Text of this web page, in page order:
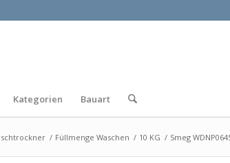
Kategorien Bauart
/ Füllmenge Waschen / 10 KG / Smeg